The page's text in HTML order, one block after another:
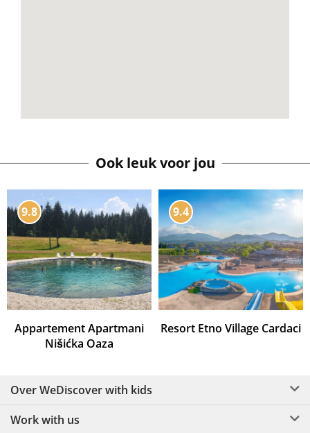
Ook leuk voor jou
9.8
Appartement Apartmani
Nišićka Oaza
9.4
Resort Etno Village Cardaci
Over WeDiscover with kids
Work with us